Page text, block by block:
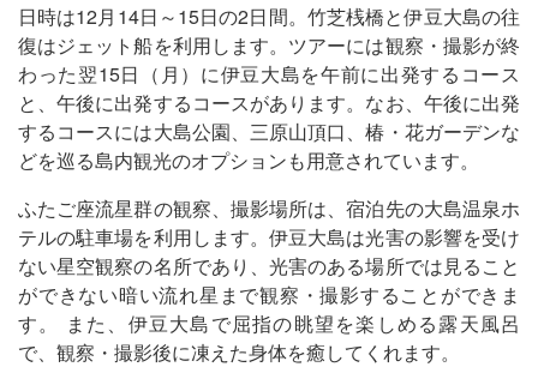
日時は12月14日～15日の2日間。竹芝桟橋と伊豆大島の往
復はジェット船を利用します。ツアーには観察・撮影が終
わった翌15日（月）に伊豆大島を午前に出発するコース
と、午後に出発するコースがあります。なお、午後に出発
するコースには大島公園、三原山頂口、椿・花ガーデンな
どを巡る島内観光のオプションも用意されています。
ふたご座流星群の観察、撮影場所は、宿泊先の大島温泉ホ
テルの駐車場を利用します。伊豆大島は光害の影響を受け
ない星空観察の名所であり、光害のある場所では見ること
ができない暗い流れ星まで観察・撮影することができま
す。 また、伊豆大島で屈指の眺望を楽しめる露天風呂
で、観察・撮影後に凍えた身体を癒してくれます。